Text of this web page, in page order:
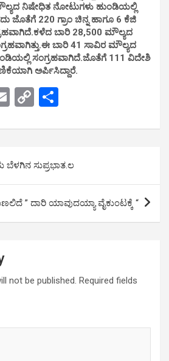
ನಿಷೇಧಿತ ನೋಟುಗಳು ಹುಂಡಿಯಲ್ಲಿ
ಜೊತೆಗೆ 220 ಗ್ರಾಂ ಚಿನ್ನ ಹಾಗೂ 6 ಕೆಜಿ
ಬಾರಿ 28,500 ಮೌಲ್ಯದ
ಬಾರಿ 41 ಸಾವಿರ ಮೌಲ್ಯದ
ಸಂಗ್ರಹವಾಗಿದೆ.ಜೊತೆಗೆ 111 ವಿದೇಶಿ
ಅರ್ಪಿಸಿದ್ದಾರೆ.
E
ail
C
py
Li
n
k
ar
e
ಬೆಳಗಿನ ಸುಪ್ರಭಾತ.ಲ
” ದಾರಿ ಯಾವುದಯ್ಯಾ ವೈಕುಂಟಕ್ಕೆ “
not be published. Required fields